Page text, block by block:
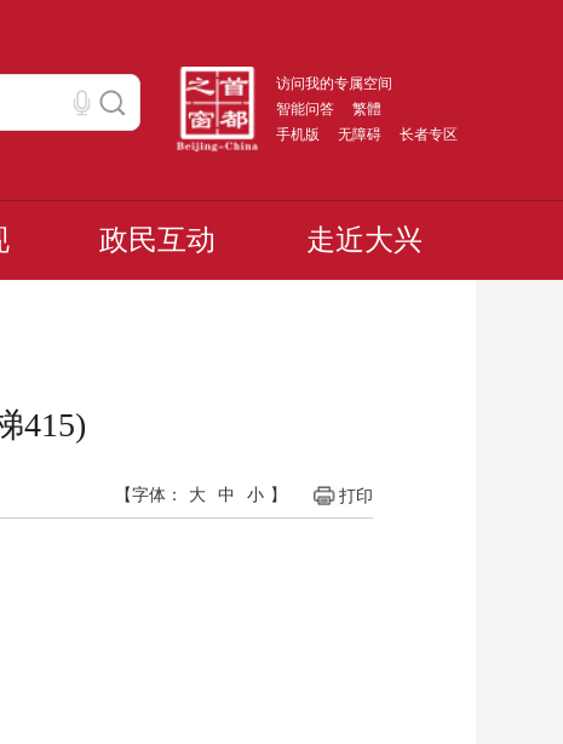
访问我的专属空间
智能问答
繁體
手机版
无障碍 长者专区
政民互动 走近大兴
415)
打印
【字体： 大 中 小 】